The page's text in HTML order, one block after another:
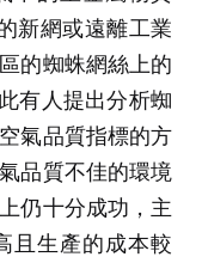
新網或遠離工業
的蜘蛛網絲上的
有人提出分析蜘
氣品質指標的方
品質不佳的環境
仍十分成功，主
且生產的成本較